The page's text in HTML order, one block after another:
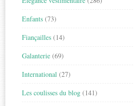
Enfants (73)
Fiançailles (14)
Galanterie (69)
International (27)
Les coulisses du blog (141)